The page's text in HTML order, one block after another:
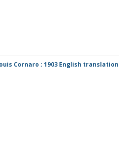
Cornaro ; 1903 English translation